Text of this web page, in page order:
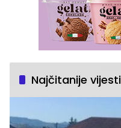
Najčitanije vijesti